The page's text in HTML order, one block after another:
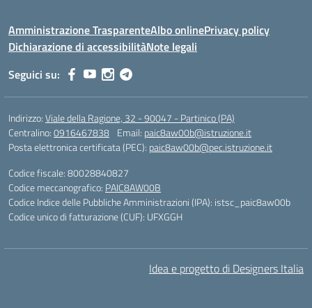
Amministrazione TrasparenteAlbo onlinePrivacy policy
Dichiarazione di accessibilitàNote legali
Seguici su:
Indirizzo:Viale della Ragione, 32 - 90047 - Partinico (PA)
Centralino:0916467838 Email: paic8aw00b@istruzione.it
Posta elettronica certificata (PEC): paic8aw00b@pec.istruzione.it
Codice fiscale: 80028840827
Codice meccanografico: PAIC8AW00B
Codice Indice delle Pubbliche Amministrazioni (IPA): istsc_paic8aw00b
Codice unico di fatturazione (CUF): UFXGGH
Idea e progetto di Designers Italia